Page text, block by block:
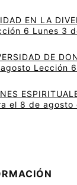
EN LA
6 Lunes 3
DE
Lección 6
el 8 de agosto